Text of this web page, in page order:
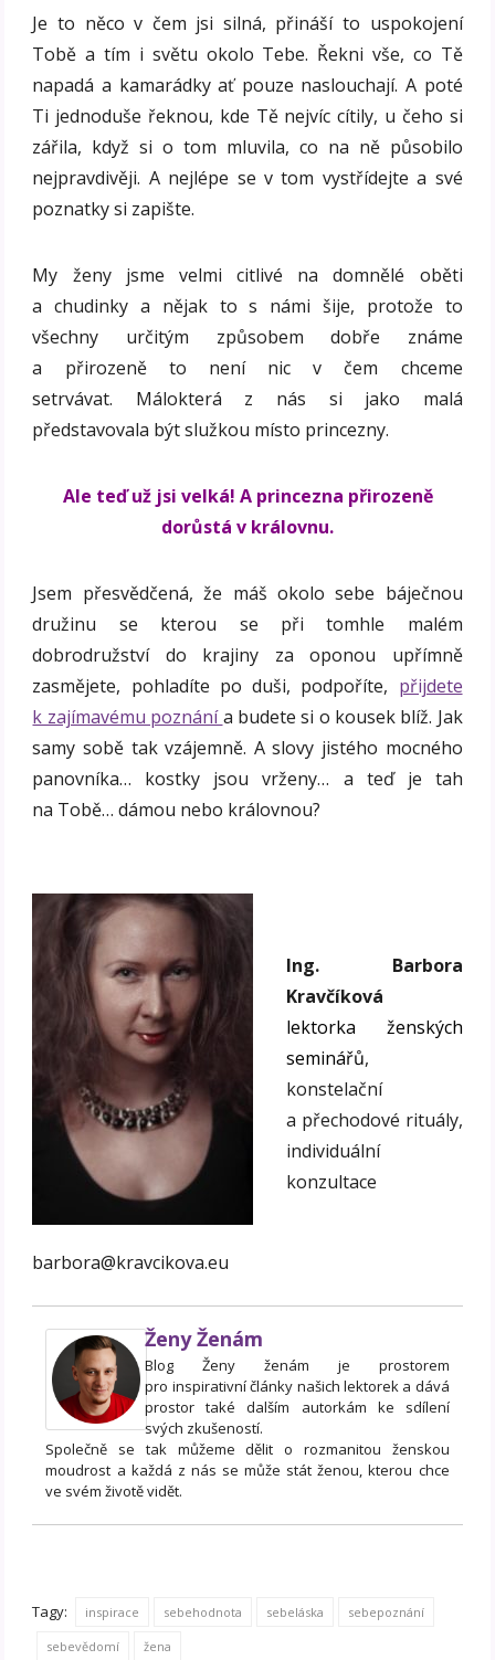
Je to něco v čem jsi silná, přináší to uspokojení
Tobě a tím i světu okolo Tebe. Řekni vše, co Tě
napadá a kamarádky ať pouze naslouchají. A poté
Ti jednoduše řeknou, kde Tě nejvíc cítily, u čeho si
zářila, když si o tom mluvila, co na ně působilo
nejpravdivěji. A nejlépe se v tom vystřídejte a své
poznatky si zapište.
My ženy jsme velmi citlivé na domnělé oběti
a chudinky a nějak to s námi šije, protože to
všechny určitým způsobem dobře známe
a přirozeně to není nic v čem chceme
setrvávat. Málokterá z nás si jako malá
představovala být služkou místo princezny.
Ale teď už jsi velká! A princezna přirozeně
dorůstá v královnu.
Jsem přesvědčená, že máš okolo sebe báječnou
družinu se kterou se při tomhle malém
dobrodružství do krajiny za oponou upřímně
zasmějete, pohladíte po duši, podpoříte, přijdete
k zajímavému poznánía budete si o kousek blíž. Jak
samy sobě tak vzájemně. A slovy jistého mocného
panovníka… kostky jsou vrženy… a teď je tah
na Tobě… dámou nebo královnou?
Ing. Barbora
Kravčíková
lektorka ženských
seminářů,
konstelační
a přechodové rituály,
individuální
konzultace
barbora@kravcikova.eu
Ženy Ženám
Blog Ženy ženám je prostorem
pro inspirativní články našich lektorek a dává
prostor také dalším autorkám ke sdílení
svých zkušeností.
Společně se tak můžeme dělit o rozmanitou ženskou
moudrost a každá z nás se může stát ženou, kterou chce
ve svém životě vidět.
Tagy: inspirace sebehodnota sebeláska sebepoznání
sebevědomí žena